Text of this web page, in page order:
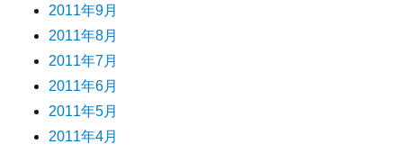
2011年9月
2011年8月
2011年7月
2011年6月
2011年5月
2011年4月